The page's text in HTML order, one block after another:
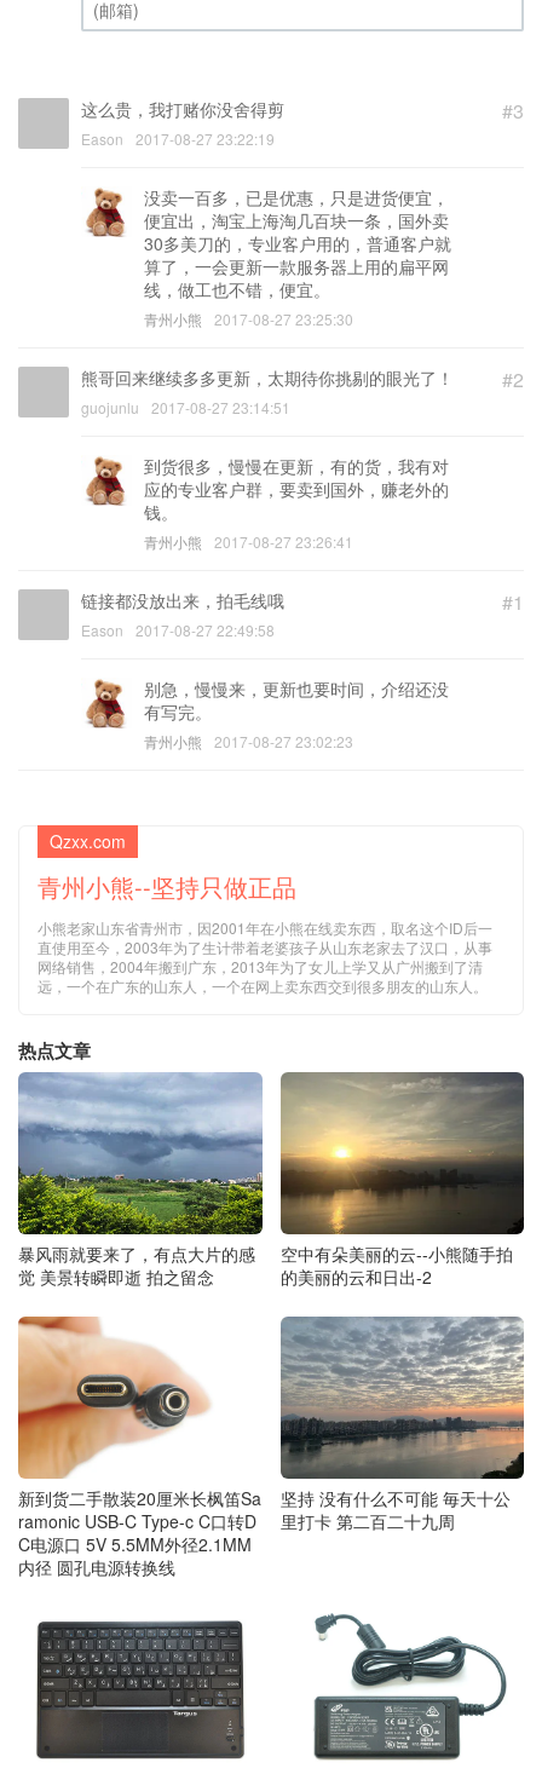
#3
这么贵，我打赌你没舍得剪
Eason 2017-08-27 23:22:19
没卖一百多，已是优惠，只是进货便宜，
便宜出，淘宝上海淘几百块一条，国外卖
30多美刀的，专业客户用的，普通客户就
算了，一会更新一款服务器上用的扁平网
线，做工也不错，便宜。
青州小熊 2017-08-27 23:25:30
#2
熊哥回来继续多多更新，太期待你挑剔的眼光了！
guojunlu 2017-08-27 23:14:51
到货很多，慢慢在更新，有的货，我有对
应的专业客户群，要卖到国外，赚老外的
钱。
青州小熊 2017-08-27 23:26:41
#1
链接都没放出来，拍毛线哦
Eason 2017-08-27 22:49:58
别急，慢慢来，更新也要时间，介绍还没
有写完。
青州小熊 2017-08-27 23:02:23
Qzxx.com
青州小熊--坚持只做正品
小熊老家山东省青州市，因2001年在小熊在线卖东西，取名这个ID后一
直使用至今，2003年为了生计带着老婆孩子从山东老家去了汉口，从事
网络销售，2004年搬到广东，2013年为了女儿上学又从广州搬到了清
远，一个在广东的山东人，一个在网上卖东西交到很多朋友的山东人。
热点文章
暴风雨就要来了，有点大片的感
觉 美景转瞬即逝 拍之留念
空中有朵美丽的云--小熊随手拍
的美丽的云和日出-2
新到货二手散装20厘米长枫笛Sa
ramonic USB-C Type-c C口转D
C电源口 5V 5.5MM外径2.1MM
内径 圆孔电源转换线
坚持 没有什么不可能 毎天十公
里打卡 第二百二十九周